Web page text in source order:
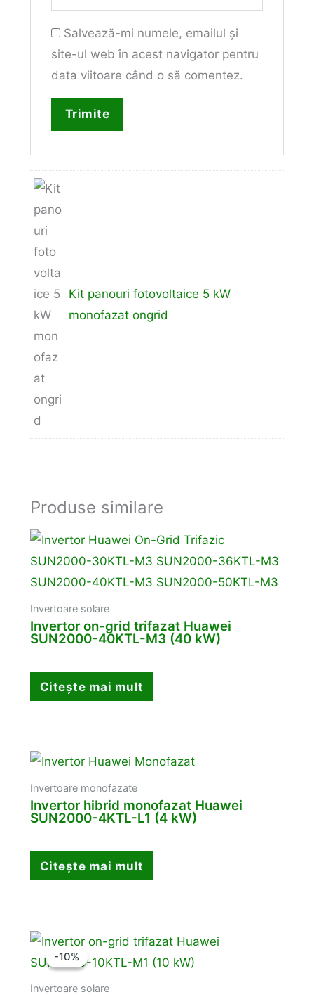
Salvează-mi numele, emailul și
site-ul web în acest navigator pentru
data viitoare când o să comentez.
Kit panouri fotovoltaice 5 kW
monofazat ongrid
Produse similare
Invertoare solare
Invertor on-grid trifazat Huawei
SUN2000-40KTL-M3 (40 kW)
Citește mai mult
Invertoare monofazate
Invertor hibrid monofazat Huawei
SUN2000-4KTL-L1 (4 kW)
Citește mai mult
-10%
-10%
Invertoare solare